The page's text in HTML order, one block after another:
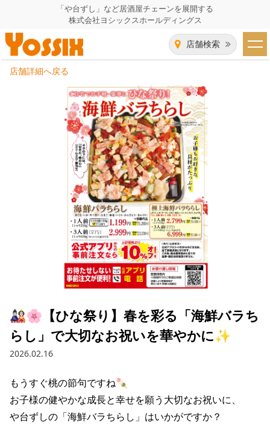
「や台ずし」など居酒屋チェーンを展開する
株式会社ヨシックスホールディングス
店舗検索
HOME
企業情報
企業情報トップ
代表者あいさつ
グループ会社
会社概要
経営陣
組織図
所在地
飲食事業紹介
飲食事業紹介トップ
や台ずし
ニパチ
これや
焼とりてっぱん
せんと
IR（株主・投資家）情報
IR情報トップ
会長メッセージ
コーポレートガバナンス
財務情報
業績推移
財政状況
株式情報
IRライブラリ
採用情報トップ
パート・アルバイト
店舗物件・店舗施工管理業者の募集
お問い合わせ
お問い合わせトップ
ご意見・アンケート（ご来店の方）
このサイトについて
プライバシーポリシー
リンク集
店舗詳細へ戻る
🎎🌸【ひな祭り】春を彩る「海鮮バラち
らし」で大切なお祝いを華やかに✨
2026.02.16
もうすぐ桃の節句ですね🍡
お子様の健やかな成長と幸せを願う大切なお祝いに、
や台ずしの「海鮮バラちらし」はいかがですか？